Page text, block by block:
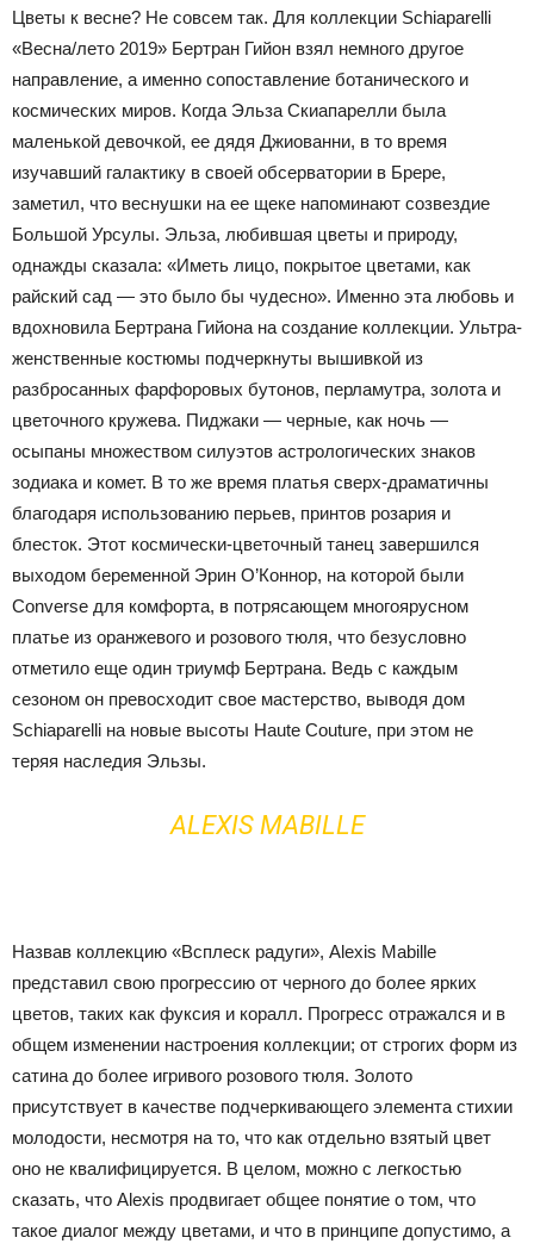
Цветы к весне? Не совсем так. Для коллекции Schiaparelli
«Весна/лето 2019» Бертран Гийон взял немного другое
направление, а именно сопоставление ботанического и
космических миров. Когда Эльза Скиапарелли была
маленькой девочкой, ее дядя Джиованни, в то время
изучавший галактику в своей обсерватории в Брере,
заметил, что веснушки на ее щеке напоминают созвездие
Большой Урсулы. Эльза, любившая цветы и природу,
однажды сказала: «Иметь лицо, покрытое цветами, как
райский сад — это было бы чудесно». Именно эта любовь и
вдохновила Бертрана Гийона на создание коллекции. Ультра-
женственные костюмы подчеркнуты вышивкой из
разбросанных фарфоровых бутонов, перламутра, золота и
цветочного кружева. Пиджаки — черные, как ночь —
осыпаны множеством силуэтов астрологических знаков
зодиака и комет. В то же время платья сверх-драматичны
благодаря использованию перьев, принтов розария и
блесток. Этот космически-цветочный танец завершился
выходом беременной Эрин О’Коннор, на которой были
Converse для комфорта, в потрясающем многоярусном
платье из оранжевого и розового тюля, что безусловно
отметило еще один триумф Бертрана. Ведь с каждым
сезоном он превосходит свое мастерство, выводя дом
Schiaparelli на новые высоты Haute Couture, при этом не
теряя наследия Эльзы.
ALEXIS MABILLE
Назвав коллекцию «Всплеск радуги», Alexis Mabille
представил свою прогрессию от черного до более ярких
цветов, таких как фуксия и коралл. Прогресс отражался и в
общем изменении настроения коллекции; от строгих форм из
сатина до более игривого розового тюля. Золото
присутствует в качестве подчеркивающего элемента стихии
молодости, несмотря на то, что как отдельно взятый цвет
оно не квалифицируется. В целом, можно с легкостью
сказать, что Alexis продвигает общее понятие о том, что
такое диалог между цветами, и что в принципе допустимо, а